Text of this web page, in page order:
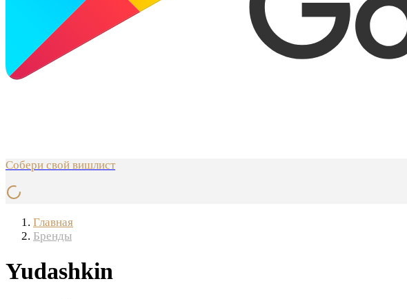
Собери свой вишлист
Главная
Бренды
Yudashkin